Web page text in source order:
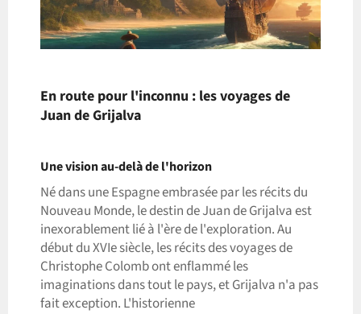
En route pour l'inconnu : les voyages de
Juan de Grijalva
Une vision au-delà de l'horizon
Né dans une Espagne embrasée par les récits du
Nouveau Monde, le destin de Juan de Grijalva est
inexorablement lié à l'ère de l'exploration. Au
début du XVIe siècle, les récits des voyages de
Christophe Colomb ont enflammé les
imaginations dans tout le pays, et Grijalva n'a pas
fait exception. L'historienne